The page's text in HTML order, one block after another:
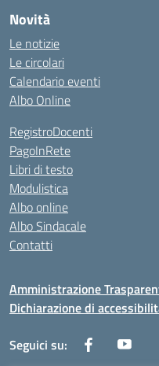
Novità
Le notizie
Le circolari
Calendario eventi
Albo Online
RegistroDocenti
PagoInRete
Libri di testo
Modulistica
Albo online
Albo Sindacale
Contatti
Amministrazione
Dichiarazione di
Seguici su: